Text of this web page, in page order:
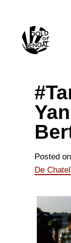
Posted on
De